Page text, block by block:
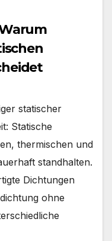
statischer
Statische
thermischen und
standhalten.
Dichtungen
ohne